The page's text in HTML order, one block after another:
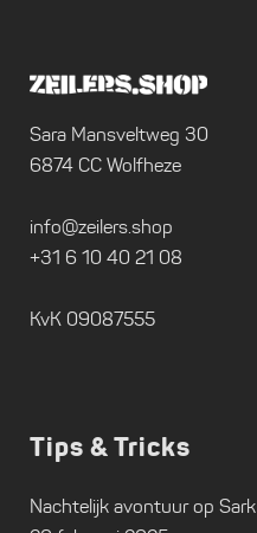
Sara Mansveltweg 30
6874 CC Wolfheze
info@zeilers.shop
+31 6 10 40 21 08
KvK 09087555
Tips & Tricks
Nachtelijk avontuur op Sark